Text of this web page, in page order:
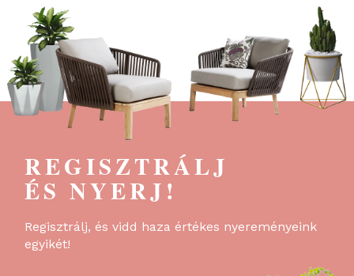
REGISZTRÁLJ
ÉS NYERJ!
Regisztrálj, és vidd haza értékes nyereményeink
egyikét!